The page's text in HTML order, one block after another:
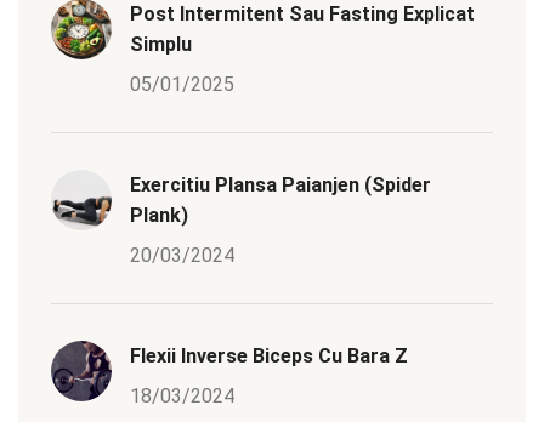
Post Intermitent Sau Fasting Explicat
Simplu
05/01/2025
Exercitiu Plansa Paianjen (Spider
Plank)
20/03/2024
Flexii Inverse Biceps Cu Bara Z
18/03/2024